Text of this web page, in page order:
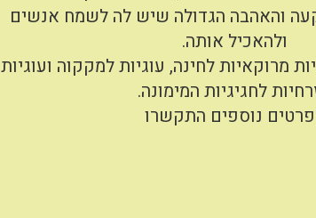
והאהבה הגדולה שיש לה לשמח אנשים
ולהאכיל אותה.
מרוקאיות לחינה, עוגיות למקקוה ועוגיות
לחגיגיות המימונה.
נוספים התקשרו